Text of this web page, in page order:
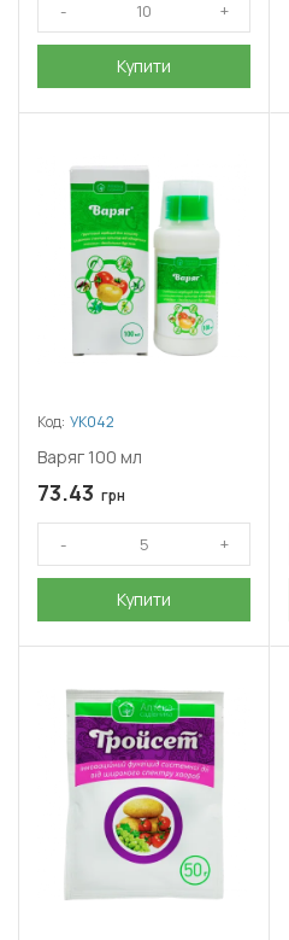
Купити
Код: УК042
Варяг 100 мл
73.43 грн
Купити